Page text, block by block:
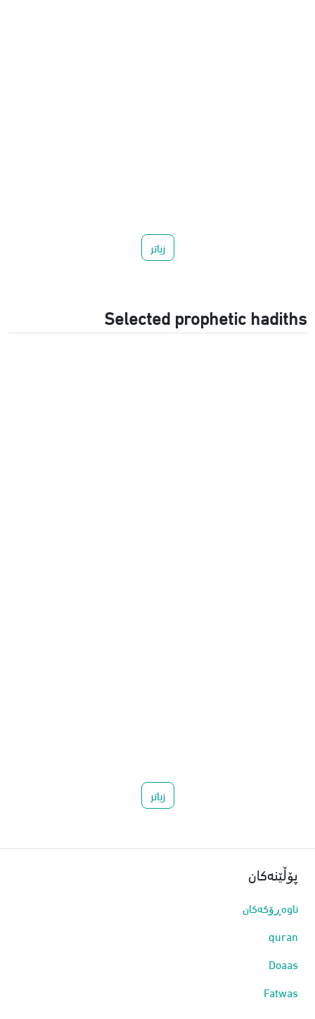
زیاتر
Selected prophetic hadiths
زیاتر
پۆڵێنه‌كان
ناوەڕۆکەکان
quran
Doaas
Fatwas